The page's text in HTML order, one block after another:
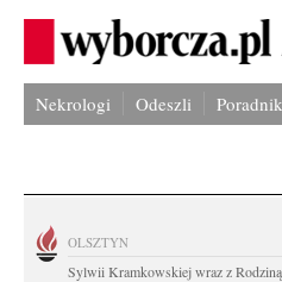
Nekrologi Odeszli
OLSZTYN
Sylwii Kramkowskiej wraz z